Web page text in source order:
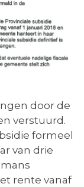
door de
verstuurd.
formeel
van drie
rente vanaf